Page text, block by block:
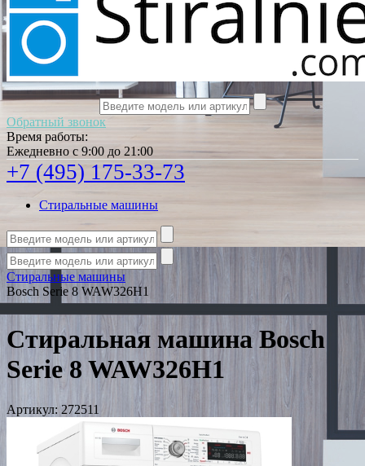
Обратный звонок
Время работы:
Ежедневно с 9:00 до 21:00
+7 (495) 175-33-73
Стиральные машины
Стиральные машины
Bosch Serie 8 WAW326H1
Стиральная машина Bosch
Serie 8 WAW326H1
Артикул: 272511